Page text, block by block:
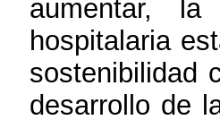
aumentar,
hospitalaria
sostenibilidad
desarrollo de